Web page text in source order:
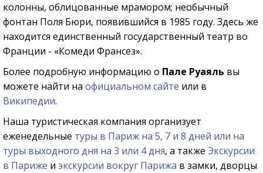
колонны, облицованные мрамором; необычный
фонтан Поля Бюри, появившийся в 1985 году. Здесь же
находится единственный государственный театр во
Франции - «Комеди Франсез».
Более подробную информацию о Пале Руаяль вы
можете найти на официальном сайте или в
Википедии.
Наша туристическая компания организует
еженедельные туры в Париж на 5, 7 и 8 дней или на
туры выходного дня на 3 или 4 дня, а также Экскурсии
в Париже и экскурсии вокруг Парижа в замки, дворцы